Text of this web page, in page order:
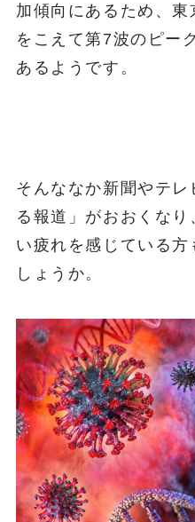
加傾向にあるため、東
をこえて第7波のピー
あるようです。
そんななか新聞やテ
る報道」がおおくな
い疲れを感じている
しょうか。